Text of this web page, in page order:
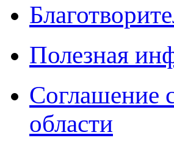
Полезная
Соглашение
области